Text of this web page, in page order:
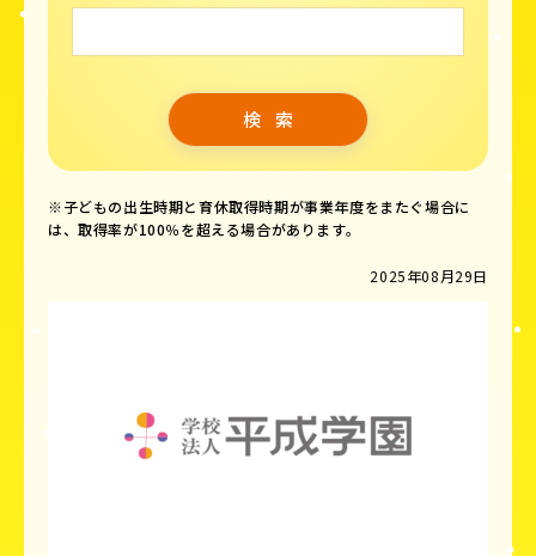
※子どもの出生時期と育休取得時期が事業年度をまたぐ場合に
は、取得率が100％を超える場合があります。
2025年08月29日